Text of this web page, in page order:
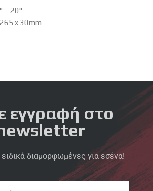
– 20°
x 30mm
εγγραφή στο
διαμορφωμένες για εσένα!